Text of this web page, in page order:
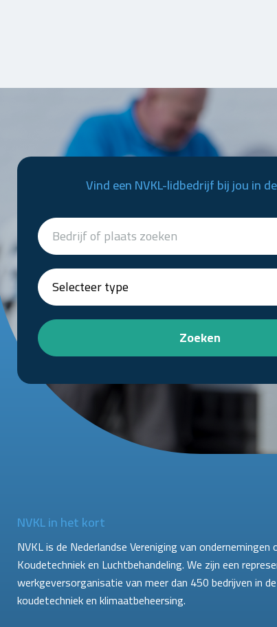
Vind een NVKL-lidbedrijf bij jou in
Zoeken
NVKL in het kort
NVKL is de Nederlandse Vereniging van
Koudetechniek en Luchtbehandeling. We zijn een
werkgeversorganisatie van meer dan 450 bedrijven in
koudetechniek en klimaatbeheersing.